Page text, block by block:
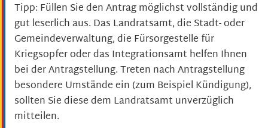
Tipp: Füllen Sie den Antrag möglichst vollständig und
gut leserlich aus. Das Landratsamt, die Stadt- oder
Gemeindeverwaltung, die Fürsorgestelle für
Kriegsopfer oder das Integrationsamt helfen Ihnen
bei der Antragstellung. Treten nach Antragstellung
besondere Umstände ein (zum Beispiel Kündigung),
sollten Sie diese dem Landratsamt unverzüglich
mitteilen.